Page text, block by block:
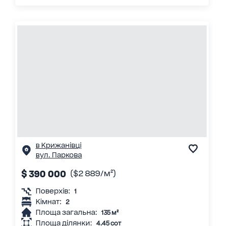
в Крижанівці
вул. Паркова
$ 390 000 ($2 889/м²)
Поверхів: 1
Кімнат: 2
Площа загальна: 135 м²
Площа ділянки: 4.45 сот